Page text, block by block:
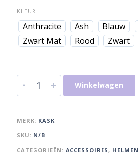
KLEUR
Anthracite Ash Blauw
Zwart Mat
Rood Zwart
- + Winkelwagen
MERK: KASK
SKU: N/B
CATEGORIEËN: ACCESSOIRES, HELMEN